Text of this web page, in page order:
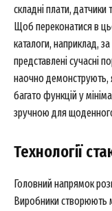
складні плати,
Щоб переконатися в
каталоги, наприклад,
представлені сучасні
наочно демонструють,
багато функцій у
зручною для
Технології
Головний напрямок
Виробники створюють